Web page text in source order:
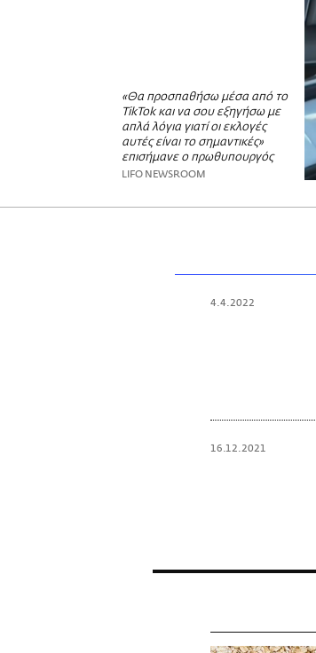
«Θα προσπαθήσω μέσα από το
TikTok και να σου εξηγήσω με
απλά λόγια γιατί οι εκλογές
αυτές είναι το σημαντικές»
επισήμανε ο πρωθυπουργός
LIFO NEWSROOM
4.4.2022
16.12.2021